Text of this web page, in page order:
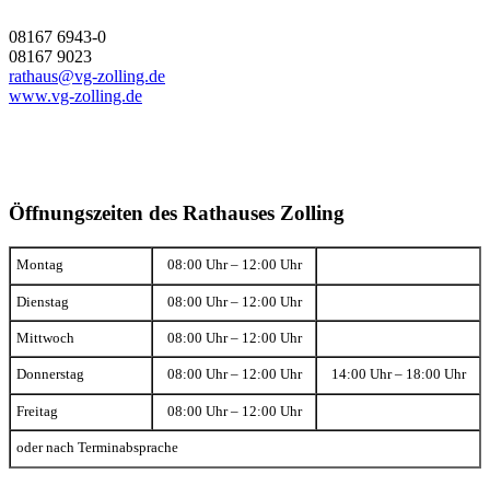
08167 6943-0
08167 9023
rathaus@vg-zolling.de
www.vg-zolling.de
Öffnungszeiten des Rathauses Zolling
Montag 08:00 Uhr – 12:00 Uhr
Dienstag 08:00 Uhr – 12:00 Uhr
Mittwoch 08:00 Uhr – 12:00 Uhr
Donnerstag 08:00 Uhr – 12:00 Uhr 14:00 Uhr – 18:00 Uhr
Freitag 08:00 Uhr – 12:00 Uhr
oder nach Terminabsprache